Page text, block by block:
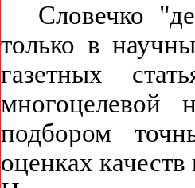
Словечко
только в
газетных
многоцелевой
подбором
оценках